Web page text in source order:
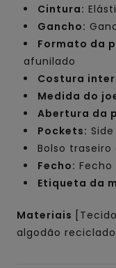
Cintura:
Gancho:
Formato da
afunilado
Costura
Medida do
Abertura da
Pockets:
Bolso traseiro
Fecho:
Etiqueta da
Materiais
algodão